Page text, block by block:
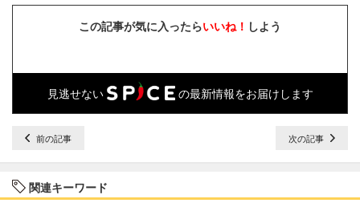
この記事が気に入ったらいいね！ しよう
見逃せない の最新情報をお届けします
前の記事 次の記事
関連キーワード